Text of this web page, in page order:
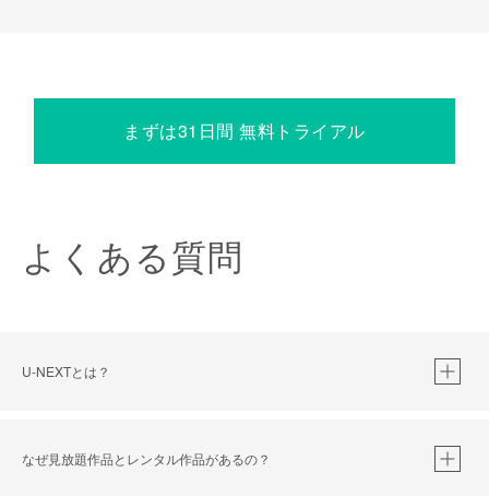
まずは31日間 無料トライアル
よくある質問
U-NEXTとは？
なぜ見放題作品とレンタル作品があるの？